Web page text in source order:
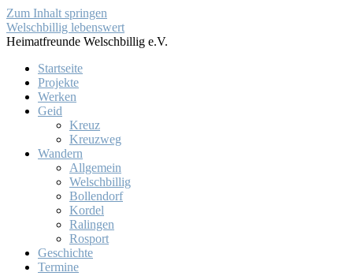
Zum Inhalt springen
Welschbillig lebenswert
Heimatfreunde Welschbillig e.V.
Startseite
Projekte
Werken
Geid
Kreuz
Kreuzweg
Wandern
Allgemein
Welschbillig
Bollendorf
Kordel
Ralingen
Rosport
Geschichte
Termine